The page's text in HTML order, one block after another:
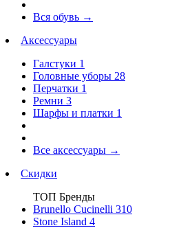
Вся обувь →
Аксессуары
Галстуки 1
Головные уборы 28
Перчатки 1
Ремни 3
Шарфы и платки 1
Все аксессуары →
Скидки
ТОП Бренды
Brunello Cucinelli 310
Stone Island 4